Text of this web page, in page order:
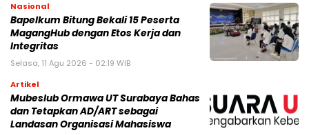
Nasional
Bapelkum Bitung Bekali 15 Peserta
MagangHub dengan Etos Kerja dan
Integritas
Selasa, 11 Agu 2026 - 02:19 WIB
Artikel
Mubeslub Ormawa UT Surabaya Bahas
dan Tetapkan AD/ART sebagai
Landasan Organisasi Mahasiswa